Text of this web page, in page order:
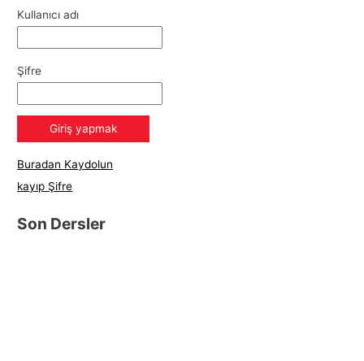
Kullanıcı adı
Şifre
Buradan Kaydolun
kayıp Şifre
Son Dersler